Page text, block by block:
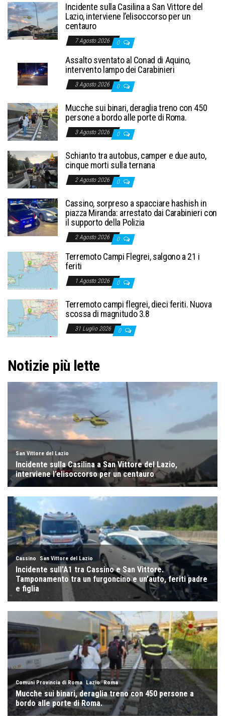
Incidente sulla Casilina a San Vittore del
Lazio, interviene l’elisoccorso per un
centauro
7 Agosto 2026 0
Assalto sventato al Conad di Aquino,
intervento lampo dei Carabinieri
3 Agosto 2026 0
Mucche sui binari, deraglia treno con 450
persone a bordo alle porte di Roma.
3 Agosto 2026 0
Schianto tra autobus, camper e due auto,
cinque morti sulla ternana
2 Agosto 2026 0
Cassino, sorpreso a spacciare hashish in
piazza Miranda: arrestato dai Carabinieri con
il supporto della Polizia
2 Agosto 2026 0
Terremoto Campi Flegrei, salgono a 21 i
feriti
1 Agosto 2026 0
Terremoto campi flegrei, dieci feriti. Nuova
scossa di magnitudo 3.8
31 Luglio 2026 0
Notizie più lette